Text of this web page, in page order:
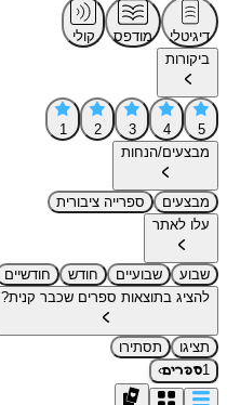
דיגיטלי מודפס
קולי
ביקורות
5
4
3
2
1
מבצעים/הנחות
מבצעים
ספרייה ציבורית
עלו לאתר
שבוע שבועיים חודש
חודשיים
להציג בתוצאות ספרים שכבר קנית?
תציגו
תסתירו
1ספרים›